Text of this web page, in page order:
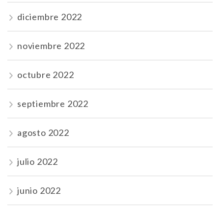
diciembre 2022
noviembre 2022
octubre 2022
septiembre 2022
agosto 2022
julio 2022
junio 2022